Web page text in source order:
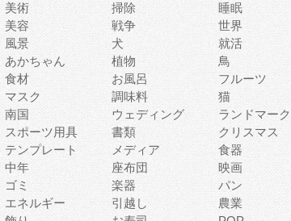
美術 掃除 睡眠
美容 戦争 世界
風景 犬 就活
あかちゃん 植物 鳥
食材 お風呂 フルーツ
マスク 調味料 猫
南国 ウェディング ランドマーク
スポーツ用具 書類 クリスマス
テンプレート メディア 食器
中年 座布団 映画
ゴミ 楽器 パン
エネルギー 引越し 農業